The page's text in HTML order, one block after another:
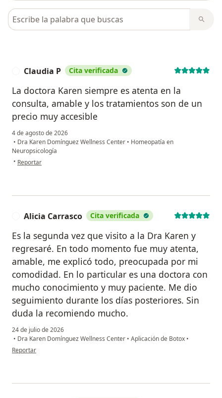
Busca en opiniones
Claudia P Cita verificada
La doctora Karen siempre es atenta en la
consulta, amable y los tratamientos son de un
precio muy accesible
4 de agosto de 2026
• Dra Karen Domínguez Wellness Center • Homeopatía en
Neuropsicología
• en opinión del usuario Claudia P
Reportar
Alicia Carrasco Cita verificada
Es la segunda vez que visito a la Dra Karen y
regresaré. En todo momento fue muy atenta,
amable, me explicó todo, preocupada por mi
comodidad. En lo particular es una doctora con
mucho conocimiento y muy paciente. Me dio
seguimiento durante los días posteriores. Sin
duda la recomiendo mucho.
24 de julio de 2026
• Dra Karen Domínguez Wellness Center • Aplicación de Botox •
en opinión del usuario Alicia Carrasco
Reportar